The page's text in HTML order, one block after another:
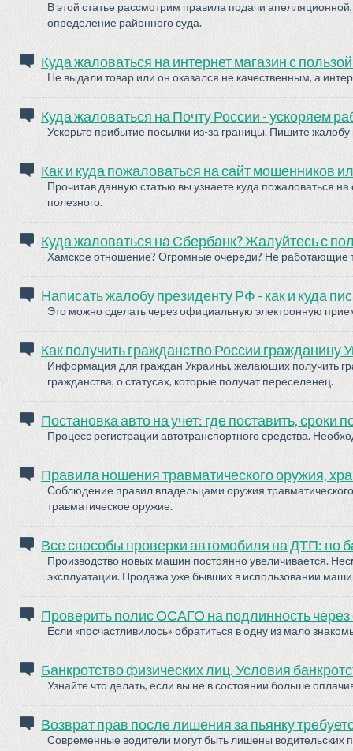
В этой статье рассмотрим правила подачи
определение районного суда.
Куда жаловаться на интернет магазин с
Не выдали товар или он оказался не качественным, а
Куда жаловаться на Почту России - ускоряем
Ускорьте прибытие посылки из-за границы. Пишите жалобу
Как и куда пожаловаться на сайт мошенников
Прочитав данную статью вы узнаете куда пожаловаться
полезного.
Куда жаловаться на Сбербанк? Жалуйтесь с
Хамское отношение? Огромные очереди? Не работающие
Написать жалобу президенту РФ - как и куда
Это можно сделать через официальную электронную
Как получить гражданство России гражданину
Информация для граждан Украины, желающих получить
гражданства, о статусах, которые получат переселенец.
Постановка авто на учет: где поставить,
Процесс регистрации автотранспортного средства.
Правила ношения травматического оружия,
Соблюдение правил владельцами оружия травматического
травматическое оружие.
Все способы проверки автомобиля на ДТП: по
Производство новых машин постоянно увеличивается.
эксплуатации. Продажа уже бывших в использовании
Проверить полис ОСАГО на подлинность
Если «посчастливилось» обратиться в одну из мало
Банкротство физических лиц. Условия
Узнайте что делать, если вы не в состоянии больше
Возврат прав после лишения за пьянку
Современные водители могут быть лишены